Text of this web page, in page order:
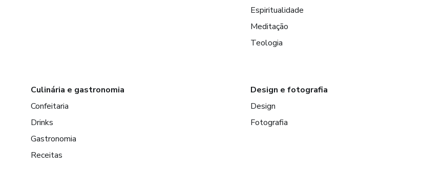
Espiritualidade
Meditação
Teologia
Culinária e gastronomia
Confeitaria
Drinks
Gastronomia
Receitas
Design e fotografia
Design
Fotografia